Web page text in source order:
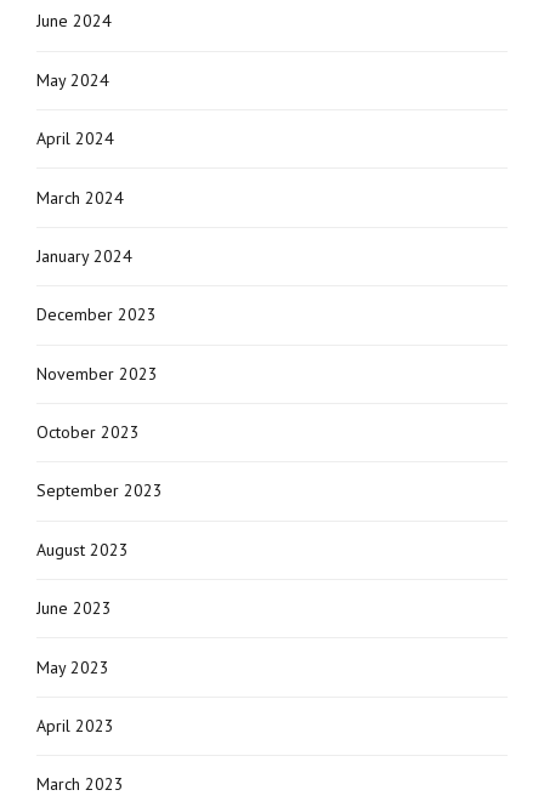
June 2024
May 2024
April 2024
March 2024
January 2024
December 2023
November 2023
October 2023
September 2023
August 2023
June 2023
May 2023
April 2023
March 2023